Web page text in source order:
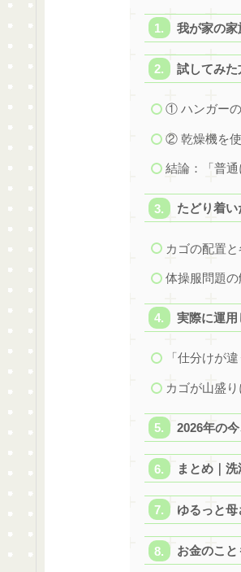
我が家の家
試してみ
① ハンガー
② 乾燥機を
結論：「普
たどり着
カゴの配置
体操服問題
実際に運
「仕分けが
カゴが山盛
2026年の
まとめ｜
ゆるっと
お金のこ